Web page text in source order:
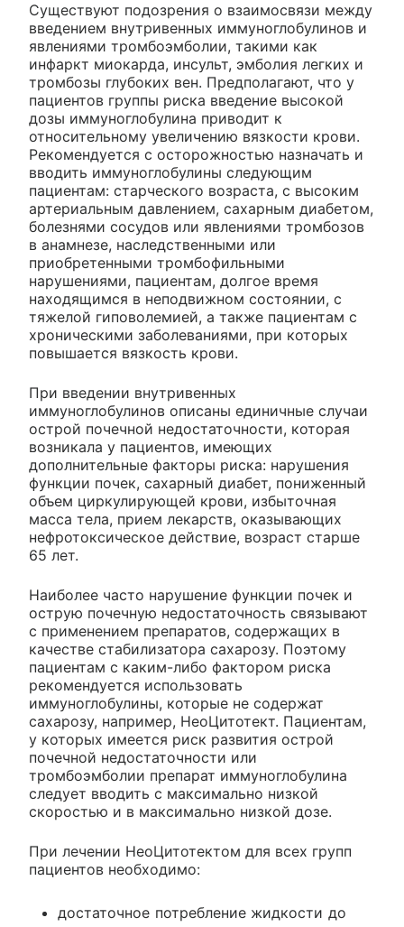
Существуют подозрения о взаимосвязи между
введением внутривенных иммуноглобулинов и
явлениями тромбоэмболии, такими как
инфаркт миокарда, инсульт, эмболия легких и
тромбозы глубоких вен. Предполагают, что у
пациентов группы риска введение высокой
дозы иммуноглобулина приводит к
относительному увеличению вязкости крови.
Рекомендуется с осторожностью назначать и
вводить иммуноглобулины следующим
пациентам: старческого возраста, с высоким
артериальным давлением, сахарным диабетом,
болезнями сосудов или явлениями тромбозов
в анамнезе, наследственными или
приобретенными тромбофильными
нарушениями, пациентам, долгое время
находящимся в неподвижном состоянии, с
тяжелой гиповолемией, а также пациентам с
хроническими заболеваниями, при которых
повышается вязкость крови.
При введении внутривенных
иммуноглобулинов описаны единичные случаи
острой почечной недостаточности, которая
возникала у пациентов, имеющих
дополнительные факторы риска: нарушения
функции почек, сахарный диабет, пониженный
объем циркулирующей крови, избыточная
масса тела, прием лекарств, оказывающих
нефротоксическое действие, возраст старше
65 лет.
Наиболее часто нарушение функции почек и
острую почечную недостаточность связывают
с применением препаратов, содержащих в
качестве стабилизатора сахарозу. Поэтому
пациентам с каким-либо фактором риска
рекомендуется использовать
иммуноглобулины, которые не содержат
сахарозу, например, НеоЦитотект. Пациентам,
у которых имеется риск развития острой
почечной недостаточности или
тромбоэмболии препарат иммуноглобулина
следует вводить с максимально низкой
скоростью и в максимально низкой дозе.
При лечении НеоЦитотектом для всех групп
пациентов необходимо:
достаточное потребление жидкости до